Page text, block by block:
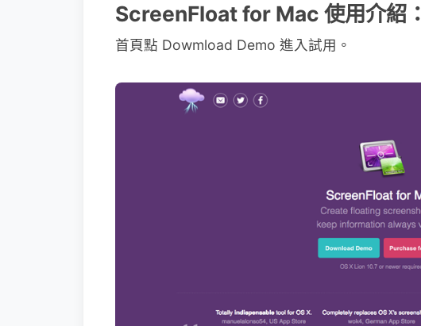
ScreenFloat for Mac 使用介紹：
首頁點 Dowmload Demo 進入試用。